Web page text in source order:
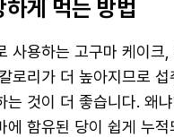
게 먹는 방법
사용하는 고구마 케이
로리가 더 높아지므로
는 것이 더 좋습니다. 왜
에 함유된 당이 쉽게 누